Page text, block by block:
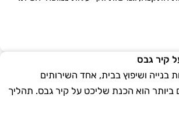
קיר גבס
בנייה ושיפוץ בבית, אחד השירותים
ביותר הוא הכנת שליכט על קיר גבס. תהליך